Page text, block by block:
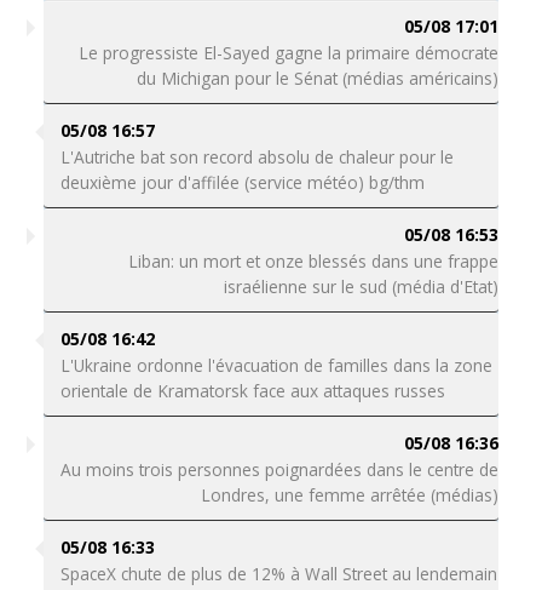
05/08 17:01
Le progressiste El-Sayed gagne la primaire démocrate
du Michigan pour le Sénat (médias américains)
05/08 16:57
L'Autriche bat son record absolu de chaleur pour le
deuxième jour d'affilée (service météo) bg/thm
05/08 16:53
Liban: un mort et onze blessés dans une frappe
israélienne sur le sud (média d'Etat)
05/08 16:42
L'Ukraine ordonne l'évacuation de familles dans la zone
orientale de Kramatorsk face aux attaques russes
05/08 16:36
Au moins trois personnes poignardées dans le centre de
Londres, une femme arrêtée (médias)
05/08 16:33
SpaceX chute de plus de 12% à Wall Street au lendemain